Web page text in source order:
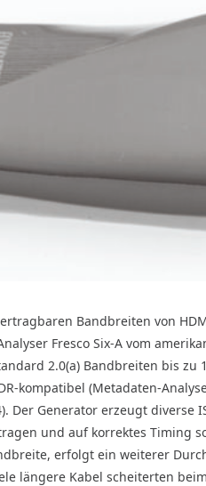
Bandbreiten von
Fresco Six-A vom
2.0(a) Bandbreiten bis zu
kompatibel (Metadaten-
Der Generator erzeugt diverse
und auf korrektes Timing
erfolgt ein weiterer
längere Kabel scheiterten